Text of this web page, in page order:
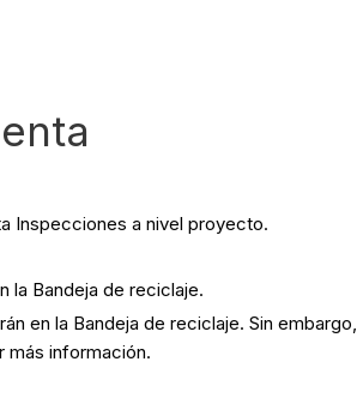
Inspecciones a nivel proyecto.
la Bandeja de reciclaje.
en la Bandeja de reciclaje. Sin
más información.